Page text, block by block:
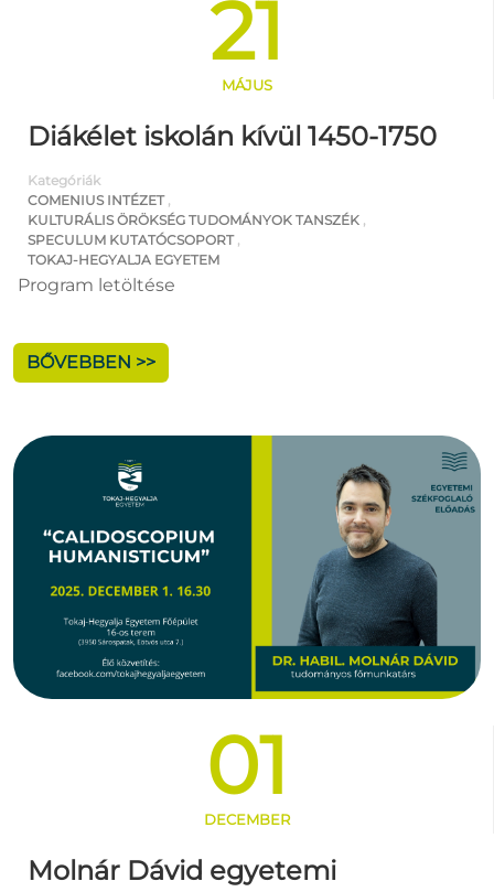
21
MÁJUS
Diákélet iskolán kívül 1450-1750
Kategóriák
COMENIUS INTÉZET,
KULTURÁLIS ÖRÖKSÉG TUDOMÁNYOK TANSZÉK ,
SPECULUM KUTATÓCSOPORT,
TOKAJ-HEGYALJA EGYETEM
Program letöltése
BŐVEBBEN >>
01
DECEMBER
Molnár Dávid egyetemi